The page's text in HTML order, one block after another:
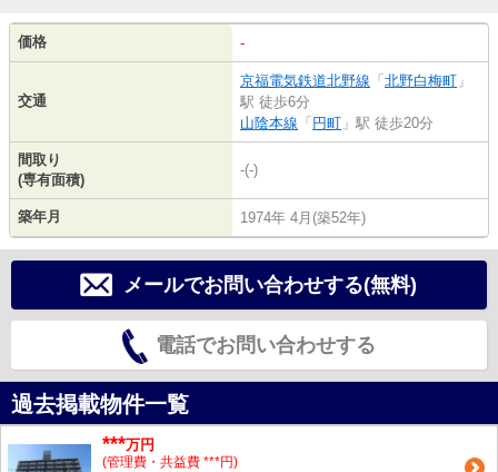
価格 -
交通
京福電気鉄道北野線 「 北野白梅町 」
駅 徒歩6分
山陰本線 「 円町 」駅 徒歩20分
間取り
(専有面積)
-(-)
築年月 1974年 4月(築52年)
メールでお問い合わせする(無料)
電話でお問い合わせする
過去掲載物件一覧
***万円
(管理費・共益費 ***円)